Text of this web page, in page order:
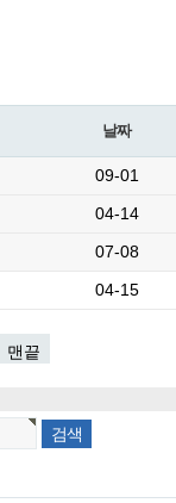
날짜
09-01
04-14
07-08
04-15
맨끝